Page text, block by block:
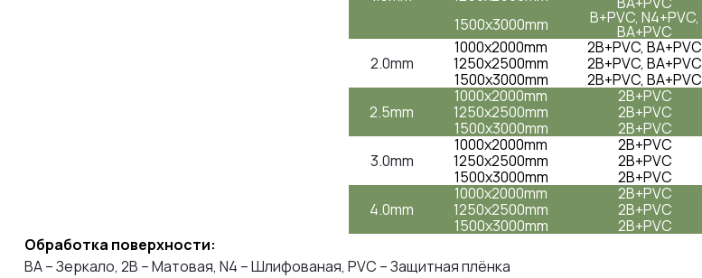
1500x3000mm
B+PVC, N4+PVC,
BA+PVC
2.0mm
1000x2000mm 2B+PVC, BA+PVC
1250x2500mm
2B+PVC, BA+PVC
1500x3000mm
2B+PVC, BA+PVC
2.5mm
1000x2000mm 2B+PVC
1250x2500mm
2B+PVC
1500x3000mm
2B+PVC
3.0mm
1000x2000mm 2B+PVC
1250x2500mm
2B+PVC
1500x3000mm
2B+PVC
4.0mm
1000x2000mm 2B+PVC
1250x2500mm
2B+PVC
1500x3000mm
2B+PVC
Обработка поверхности:
BA – Зеркало, 2B – Матовая, N4 – Шлифованая, PVC – Защитная плёнка